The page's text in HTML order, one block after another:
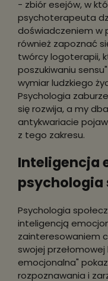
- zbiór esejów, w
psychoterapeuta
doświadczeniem w
również zapoznać
twórcy logoterapii,
poszukiwaniu
wymiar ludzkiego
Psychologia
się rozwija, a my
antykwariacie
z tego zakresu.
Inteligencja
psychologia
Psychologia
inteligencją
zainteresowaniem
swojej
emocjonalna"
rozpoznawania i